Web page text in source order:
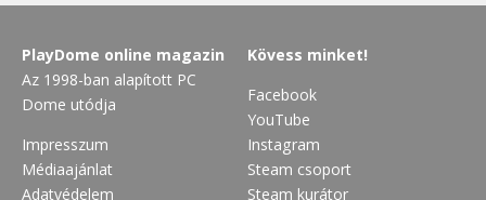
PlayDome online magazin
Az 1998-ban alapított PC
Dome utódja
Impresszum
Médiaajánlat
Adatvédelem
Kövess minket!
Facebook
YouTube
Instagram
Steam csoport
Steam kurátor